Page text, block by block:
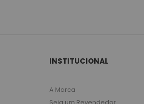
INSTITUCIONAL
A Marca